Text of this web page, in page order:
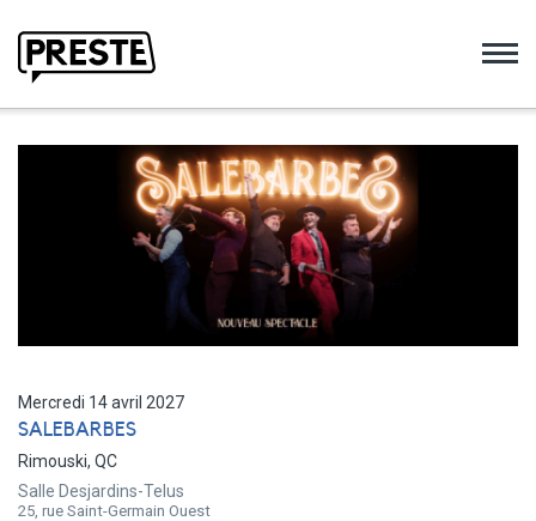
Mercredi 14 avril 2027
SALEBARBES
Rimouski, QC
Salle Desjardins-Telus
25, rue Saint-Germain Ouest